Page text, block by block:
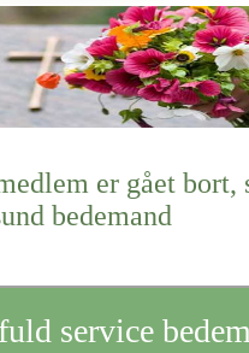
når det gælder
er gået bort,
bedemand
service